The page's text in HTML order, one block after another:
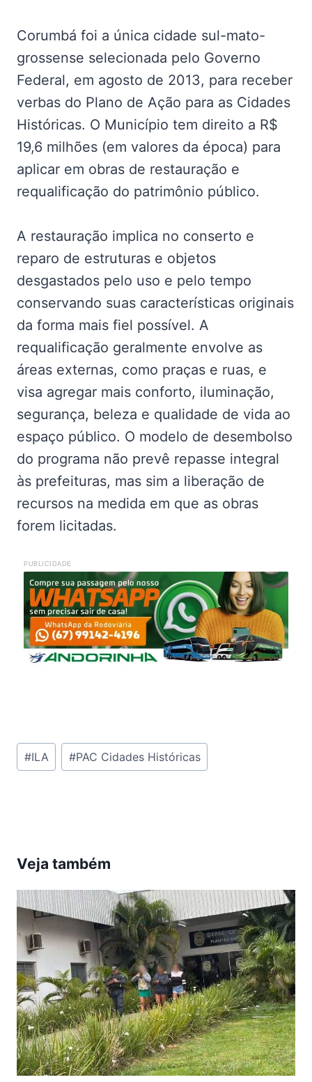
Corumbá foi a única cidade sul-mato-
grossense selecionada pelo Governo
Federal, em agosto de 2013, para receber
verbas do Plano de Ação para as Cidades
Históricas. O Município tem direito a R$
19,6 milhões (em valores da época) para
aplicar em obras de restauração e
requalificação do patrimônio público.
A restauração implica no conserto e
reparo de estruturas e objetos
desgastados pelo uso e pelo tempo
conservando suas características originais
da forma mais fiel possível. A
requalificação geralmente envolve as
áreas externas, como praças e ruas, e
visa agregar mais conforto, iluminação,
segurança, beleza e qualidade de vida ao
espaço público. O modelo de desembolso
do programa não prevê repasse integral
às prefeituras, mas sim a liberação de
recursos na medida em que as obras
forem licitadas.
PUBLICIDADE
Tags
do
#ILA #PAC Cidades Históricas
Veja também